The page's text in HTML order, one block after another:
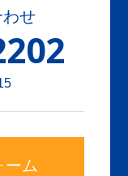
せ
ーム